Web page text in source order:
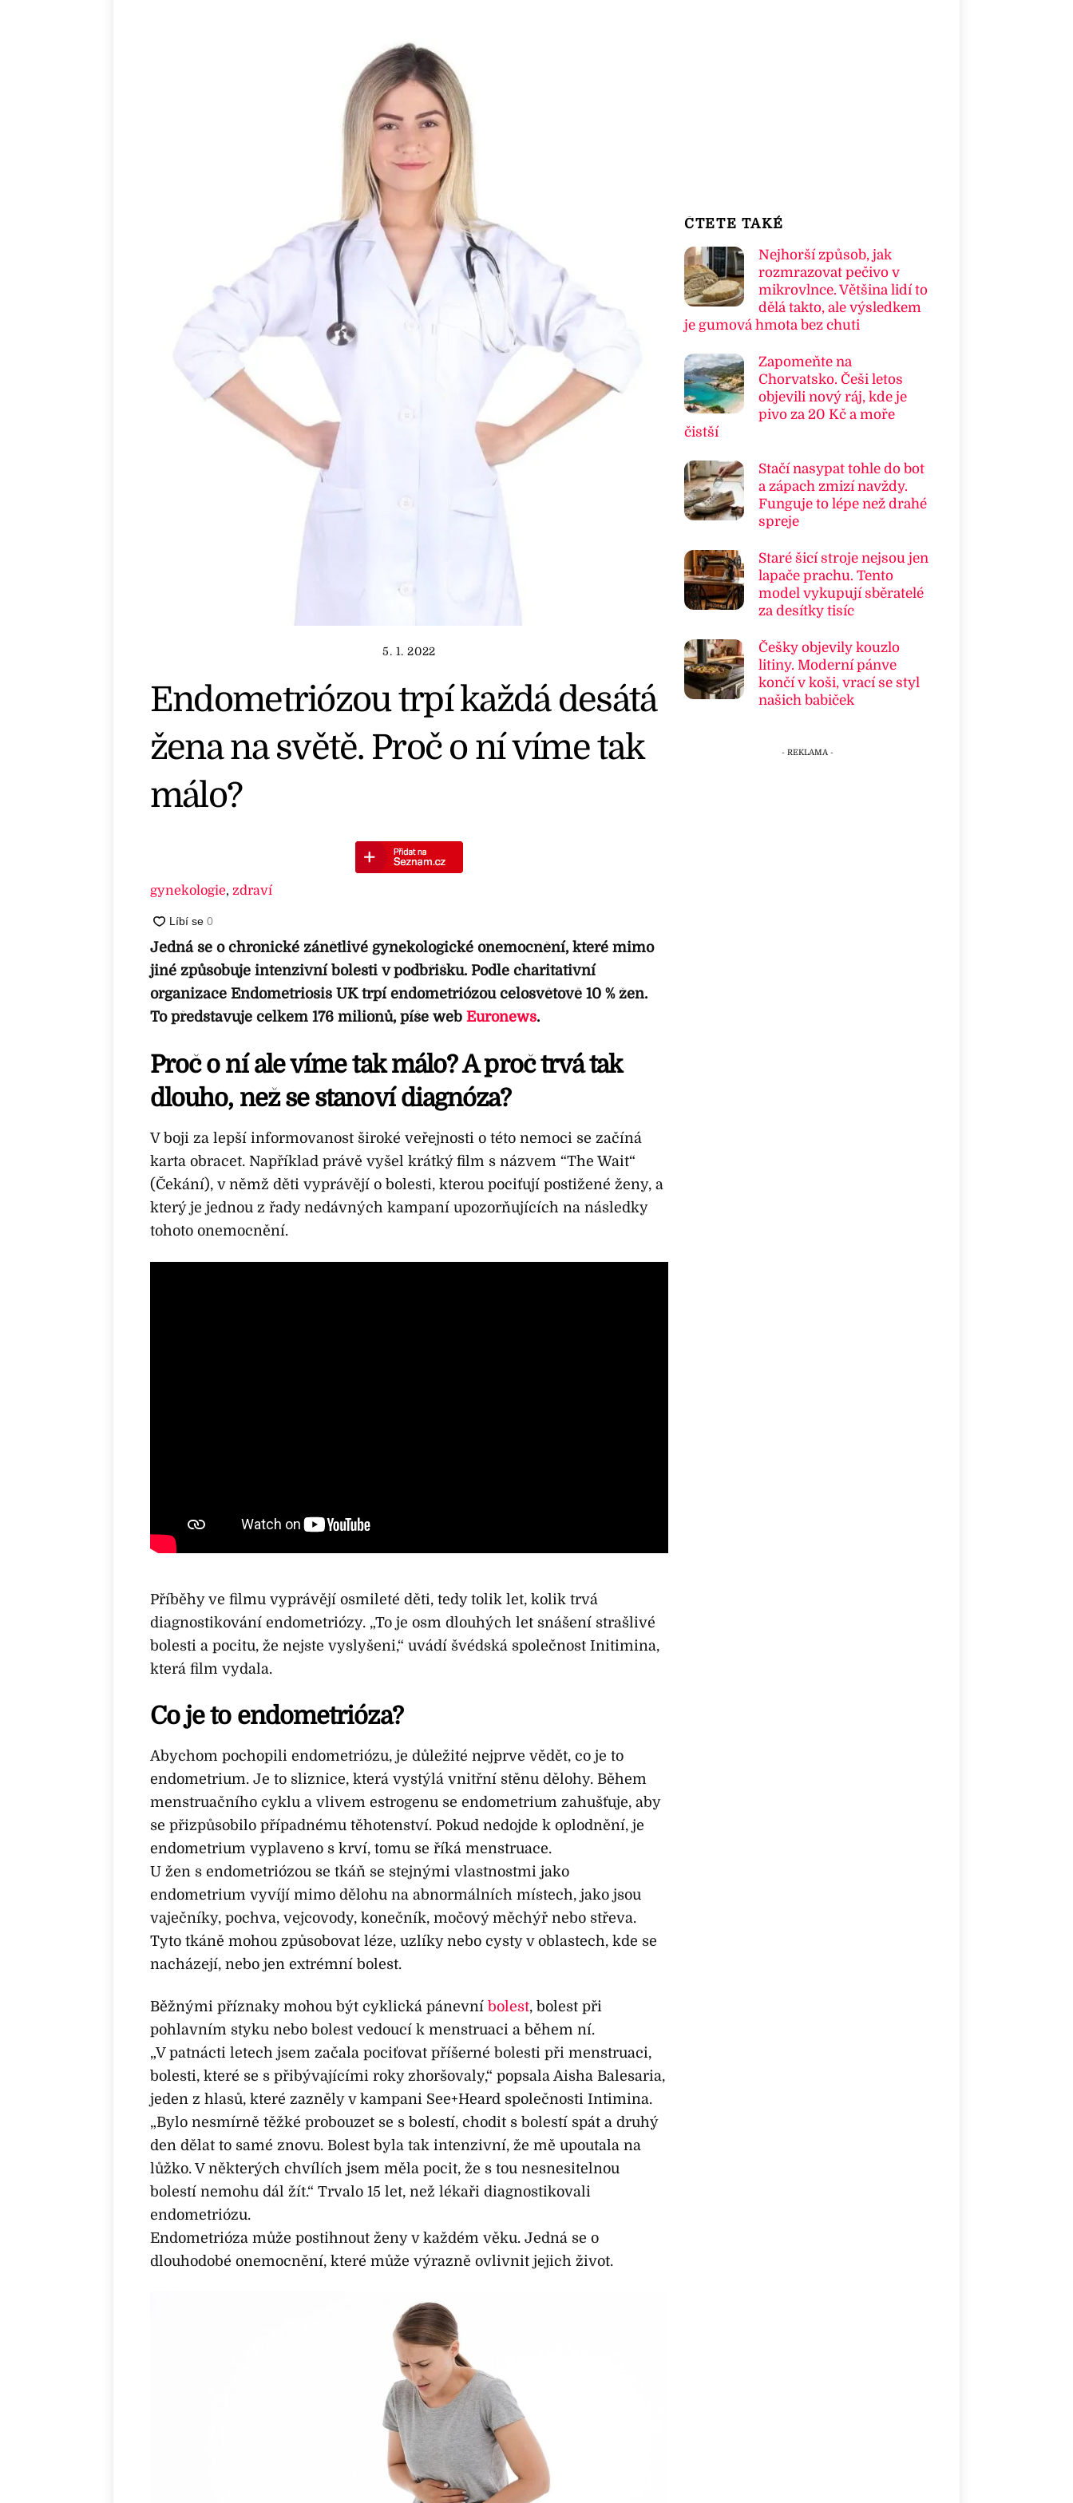
5. 1. 2022
Endometriózou trpí každá desátá
žena na světě. Proč o ní víme tak
málo?
gynekologie, zdraví
Jedná se o chronické zánětlivé gynekologické onemocnění, které mimo
jiné způsobuje intenzivní bolesti v podbřišku. Podle charitativní
organizace Endometriosis UK trpí endometriózou celosvětově 10 % žen.
To představuje celkem 176 milionů, píše web Euronews.
Proč o ní ale víme tak málo? A proč trvá tak
dlouho, než se stanoví diagnóza?
V boji za lepší informovanost široké veřejnosti o této nemoci se začíná
karta obracet. Například právě vyšel krátký film s názvem “The Wait“
(Čekání), v němž děti vyprávějí o bolesti, kterou pociťují postižené ženy, a
který je jednou z řady nedávných kampaní upozorňujících na následky
tohoto onemocnění.
Příběhy ve filmu vyprávějí osmileté děti, tedy tolik let, kolik trvá
diagnostikování endometriózy. „To je osm dlouhých let snášení strašlivé
bolesti a pocitu, že nejste vyslyšeni,“ uvádí švédská společnost Initimina,
která film vydala.
Co je to endometrióza?
Abychom pochopili endometriózu, je důležité nejprve vědět, co je to
endometrium. Je to sliznice, která vystýlá vnitřní stěnu dělohy. Během
menstruačního cyklu a vlivem estrogenu se endometrium zahušťuje, aby
se přizpůsobilo případnému těhotenství. Pokud nedojde k oplodnění, je
endometrium vyplaveno s krví, tomu se říká menstruace.
U žen s endometriózou se tkáň se stejnými vlastnostmi jako
endometrium vyvíjí mimo dělohu na abnormálních místech, jako jsou
vaječníky, pochva, vejcovody, konečník, močový měchýř nebo střeva.
Tyto tkáně mohou způsobovat léze, uzlíky nebo cysty v oblastech, kde se
nacházejí, nebo jen extrémní bolest.
Běžnými příznaky mohou být cyklická pánevní bolest, bolest při
pohlavním styku nebo bolest vedoucí k menstruaci a během ní.
„V patnácti letech jsem začala pociťovat příšerné bolesti při menstruaci,
bolesti, které se s přibývajícími roky zhoršovaly,“ popsala Aisha Balesaria,
jeden z hlasů, které zazněly v kampani See+Heard společnosti Intimina.
„Bylo nesmírně těžké probouzet se s bolestí, chodit s bolestí spát a druhý
den dělat to samé znovu. Bolest byla tak intenzivní, že mě upoutala na
lůžko. V některých chvílích jsem měla pocit, že s tou nesnesitelnou
bolestí nemohu dál žít.“ Trvalo 15 let, než lékaři diagnostikovali
endometriózu.
Endometrióza může postihnout ženy v každém věku. Jedná se o
dlouhodobé onemocnění, které může výrazně ovlivnit jejich život.
ČTETE TAKÉ
Nejhorší způsob, jak
rozmrazovat pečivo v
mikrovlnce. Většina lidí to
dělá takto, ale výsledkem
je gumová hmota bez chuti
Zapomeňte na
Chorvatsko. Češi letos
objevili nový ráj, kde je
pivo za 20 Kč a moře
čistší
Stačí nasypat tohle do bot
a zápach zmizí navždy.
Funguje to lépe než drahé
spreje
Staré šicí stroje nejsou jen
lapače prachu. Tento
model vykupují sběratelé
za desítky tisíc
Češky objevily kouzlo
litiny. Moderní pánve
končí v koši, vrací se styl
našich babiček